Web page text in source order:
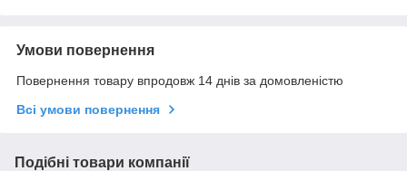
Умови повернення
Повернення товару впродовж 14 днів за домовленістю
Всі умови повернення
Подібні товари компанії